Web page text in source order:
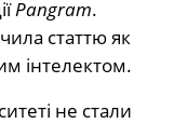
Pangram.
статтю як
інтелектом.
не стали